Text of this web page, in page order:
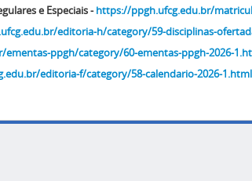
e Especiais -https://ppgh.ufcg.edu.br/
editoria-h/category/59-disciplinas-
ppgh/category/60-ementas-ppgh-2026-
editoria-f/category/58-calendario-2026-1.html